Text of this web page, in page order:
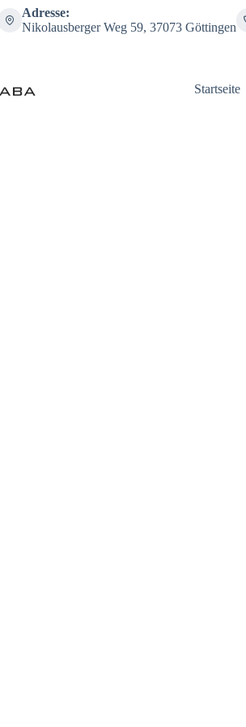
Adresse:
Nikolausberger Weg 59, 37073 Göttingen
Startseite